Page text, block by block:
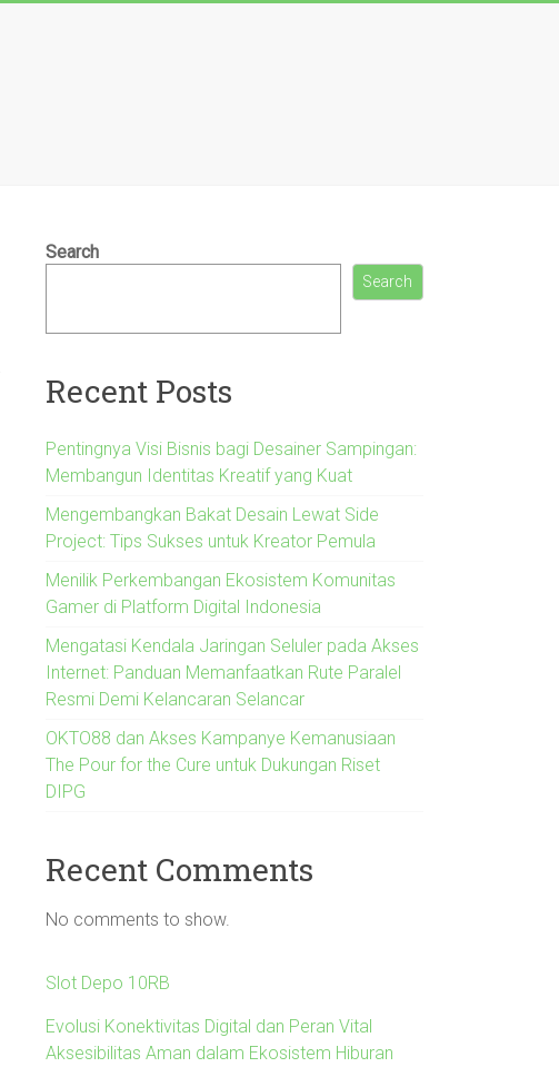
Search
Search
Recent Posts
Pentingnya Visi Bisnis bagi Desainer Sampingan:
Membangun Identitas Kreatif yang Kuat
Mengembangkan Bakat Desain Lewat Side
Project: Tips Sukses untuk Kreator Pemula
Menilik Perkembangan Ekosistem Komunitas
Gamer di Platform Digital Indonesia
Mengatasi Kendala Jaringan Seluler pada Akses
Internet: Panduan Memanfaatkan Rute Paralel
Resmi Demi Kelancaran Selancar
OKTO88 dan Akses Kampanye Kemanusiaan
The Pour for the Cure untuk Dukungan Riset
DIPG
Recent Comments
No comments to show.
Slot Depo 10RB
Evolusi Konektivitas Digital dan Peran Vital
Aksesibilitas Aman dalam Ekosistem Hiburan